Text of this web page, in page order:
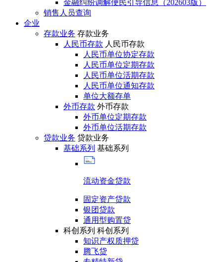
金融纠纷调解便民引导信息（202603版）
销售人员查询
企业
存款业务 存款业务
人民币存款 人民币存款
人民币单位协定存款
人民币单位定期存款
人民币单位活期存款
人民币单位通知存款
单位大额存单
外币存款 外币存款
外币单位定期存款
外币单位活期存款
贷款业务 贷款业务
基础系列 基础系列
流动资金贷款
固定资产贷款
银团贷款
通用型购置贷
科创系列 科创系列
知识产权质押贷
腾飞贷